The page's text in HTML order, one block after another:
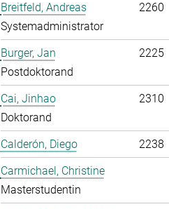
Breitfeld, Andreas
Systemadministrator
2260
Burger, Jan
Postdoktorand
2225
Cai, Jinhao
Doktorand
2310
Calderón, Diego
2238
Carmichael, Christine
Masterstudentin